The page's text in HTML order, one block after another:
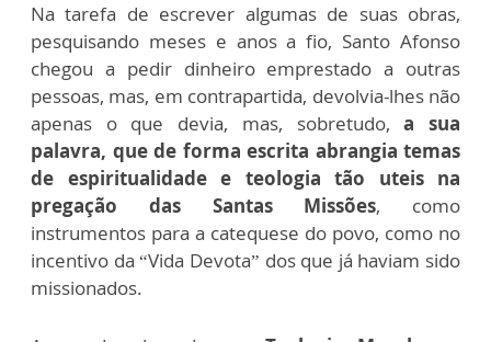
Na tarefa de escrever algumas de suas obras,
pesquisando meses e anos a fio, Santo Afonso
chegou a pedir dinheiro emprestado a outras
pessoas, mas, em contrapartida, devolvia-lhes não
apenas o que devia, mas, sobretudo, a sua
palavra, que de forma escrita abrangia temas
de espiritualidade e teologia tão uteis na
pregação das Santas Missões, como
instrumentos para a catequese do povo, como no
incentivo da “Vida Devota” dos que já haviam sido
missionados.